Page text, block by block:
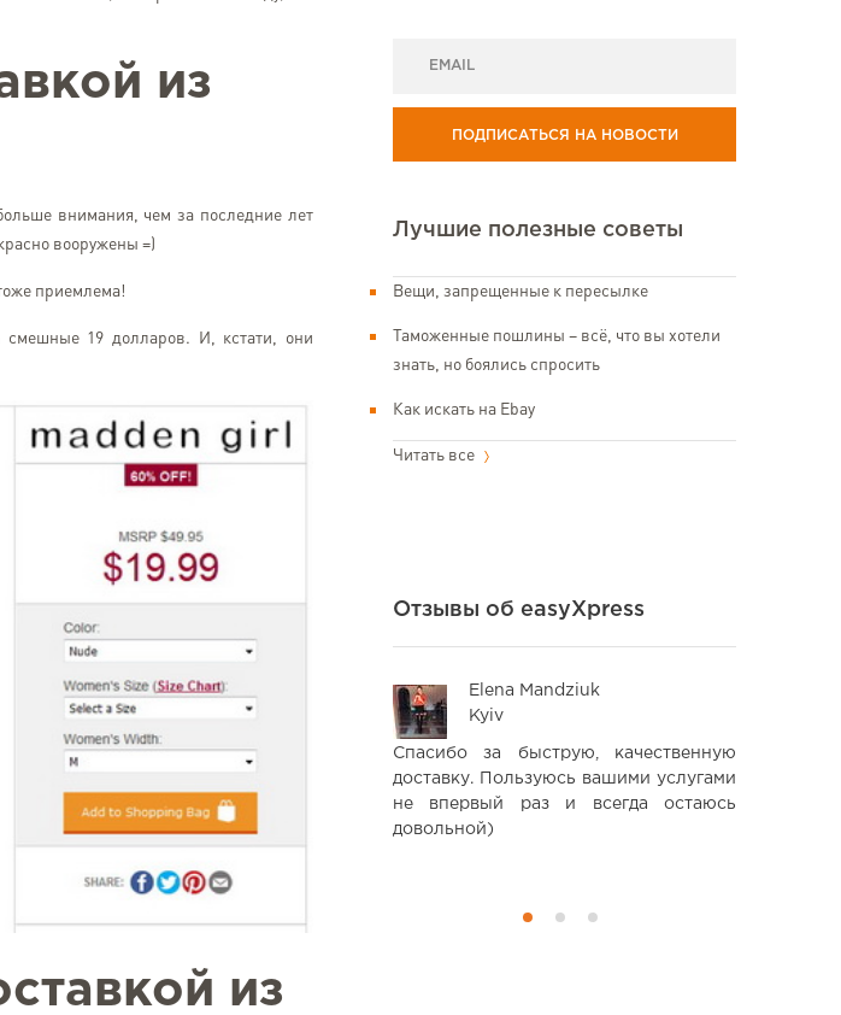
из
внимания, чем за последние лет
вооружены =)
приемлема!
смешные 19 долларов. И, кстати, они
из
ПОДПИСАТЬСЯ НА НОВОСТИ
Лучшие полезные советы
Вещи, запрещенные к пересылке
Таможенные пошлины – всё, что вы хотели
знать, но боялись спросить
Как искать на Ebay
Читать все
Отзывы об easyXpress
Andrey Gomaz
Kyiv
Замовляв одяг та взуття через
швидко. Скористався послугою
розділення, та фото вмісту, прийшло
Elena Mandziuk
Kyiv
Спасибо за быструю, качественную
доставку. Пользуюсь вашими услугами
не впервый раз и всегда остаюсь
довольной)